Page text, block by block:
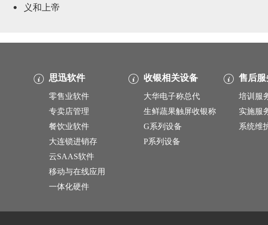
义和上帝
思迅软件
零售业软件
专卖店管理
餐饮业软件
大连锁进销存
云SAAS软件
移动与在线应用
一体化硬件
收银相关设备
大华电子称总代
生鲜蔬果触屏收银称
G系列设备
P系列设备
售后服
培训服
实施服
系统维